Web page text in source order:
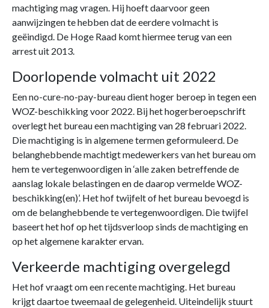
machtiging mag vragen. Hij hoeft daarvoor geen
aanwijzingen te hebben dat de eerdere volmacht is
geëindigd. De Hoge Raad komt hiermee terug van een
arrest uit 2013.
Doorlopende volmacht uit 2022
Een no-cure-no-pay-bureau dient hoger beroep in tegen een
WOZ-beschikking voor 2022. Bij het hogerberoepschrift
overlegt het bureau een machtiging van 28 februari 2022.
Die machtiging is in algemene termen geformuleerd. De
belanghebbende machtigt medewerkers van het bureau om
hem te vertegenwoordigen in ‘alle zaken betreffende de
aanslag lokale belastingen en de daarop vermelde WOZ-
beschikking(en)’. Het hof twijfelt of het bureau bevoegd is
om de belanghebbende te vertegenwoordigen. Die twijfel
baseert het hof op het tijdsverloop sinds de machtiging en
op het algemene karakter ervan.
Verkeerde machtiging overgelegd
Het hof vraagt om een recente machtiging. Het bureau
krijgt daartoe tweemaal de gelegenheid. Uiteindelijk stuurt